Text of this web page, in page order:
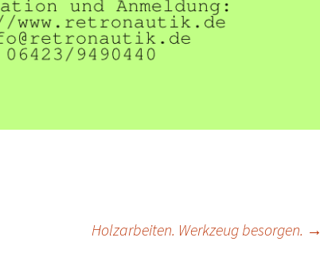
Holzarbeiten. Werkzeug besorgen. →